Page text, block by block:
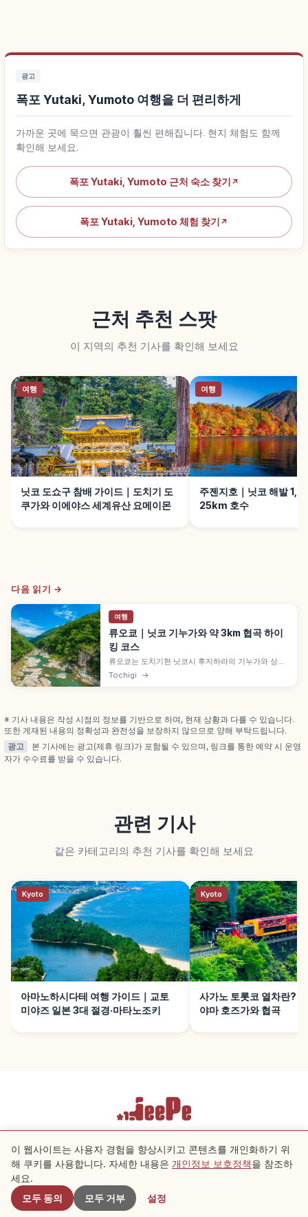
광고
폭포 Yutaki, Yumoto 여행을 더 편리하게
가까운 곳에 묵으면 관광이 훨씬 편해집니다. 현지 체험도 함께
확인해 보세요.
폭포 Yutaki, Yumoto 근처 숙소 찾기 ↗
폭포 Yutaki, Yumoto 체험 찾기 ↗
근처 추천 스팟
이 지역의 추천 기사를 확인해 보세요
여행
닛코 도쇼구 참배 가이드｜도치기 도
쿠가와 이에야스 세계유산 요메이몬
여행
주젠지호｜닛코 해발
25km 호수
다음 읽기 →
여행
류오쿄｜닛코 기누가와 약 3km 협곡 하이
킹 코스
류오쿄는 도치기현 닛코시 후지하라의 기누가와 상류
약 3km 협곡으로, 약 2,200만 년 전 해저 화산 활동
의 화산암이 침식되어 만들어졌습니다. 시류쿄·세이류
Tochigi →
※ 기사 내용은 작성 시점의 정보를 기반으로 하며, 현재 상황과 다를 수 있습니다.
또한 게재된 내용의 정확성과 완전성을 보장하지 않으므로 양해 부탁드립니다.
광고
본 기사에는 광고(제휴 링크)가 포함될 수 있으며, 링크를 통한 예약 시 운영
자가 수수료를 받을 수 있습니다.
관련 기사
같은 카테고리의 추천 기사를 확인해 보세요
Kyoto
아마노하시다테 여행 가이드｜교토
미야즈 일본 3대 절경·마타노조키
Kyoto
사가노 토롯코 열차란?
야마 호즈가와 협곡
근처 스팟
이 웹사이트는 사용자 경험을 향상시키고 콘텐츠를 개인화하기 위
해 쿠키를 사용합니다. 자세한 내용은 개인정보 보호정책을 참조하
세요.
모두 동의
모두 거부 설정